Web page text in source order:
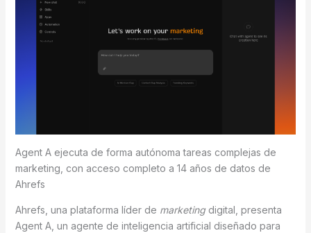
Agent A ejecuta de forma autónoma tareas complejas de
marketing, con acceso completo a 14 años de datos de
Ahrefs
Ahrefs, una plataforma líder de marketingdigital, presenta
Agent A, un agente de inteligencia artificial diseñado para